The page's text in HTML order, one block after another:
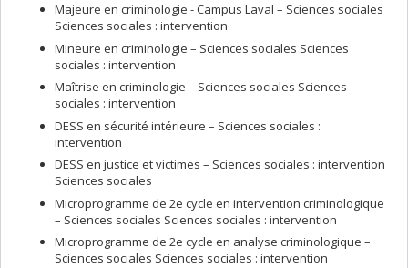
Majeure en criminologie - Campus Laval – Sciences sociales
Sciences sociales : intervention
Mineure en criminologie – Sciences sociales Sciences
sociales : intervention
Maîtrise en criminologie – Sciences sociales Sciences
sociales : intervention
DESS en sécurité intérieure – Sciences sociales :
intervention
DESS en justice et victimes – Sciences sociales : intervention
Sciences sociales
Microprogramme de 2e cycle en intervention criminologique
– Sciences sociales Sciences sociales : intervention
Microprogramme de 2e cycle en analyse criminologique –
Sciences sociales Sciences sociales : intervention